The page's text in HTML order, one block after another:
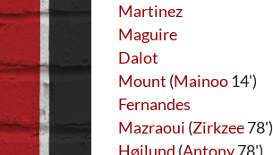
Martinez
Maguire
Dalot
Mount (Mainoo 14')
Fernandes
Mazraoui (Zirkzee78')
Højlund (Antony78')